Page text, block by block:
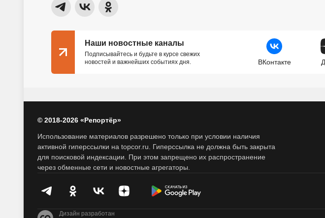
Наши новостные каналы
Подписывайтесь и будьте в курсе свежих
новостей и важнейших событиях дня.
ВКонтакте
© 2018-2026 «Репортёр»
Использование материалов разрешено только при условии наличия
активной гиперссылки на topcor.ru. Гиперссылка не должна быть закрыта
для поисковой индексации. При этом запрещено их распространение
через обменные сети и новостные агрегаторы.
Дизайн разработан